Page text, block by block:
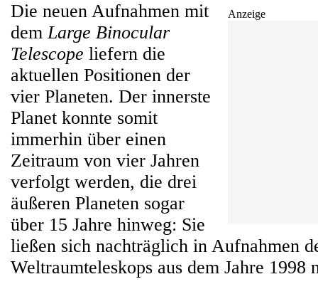
Anzeige
Die neuen Aufnahmen mit
demLarge Binocular
Telescope liefern die
aktuellen Positionen der
vier Planeten. Der innerste
Planet konnte somit
immerhin über einen
Zeitraum von vier Jahren
verfolgt werden, die drei
äußeren Planeten sogar
über 15 Jahre hinweg: Sie
ließen sich nachträglich in Aufnahmen
Weltraumteleskops aus dem Jahre 1998